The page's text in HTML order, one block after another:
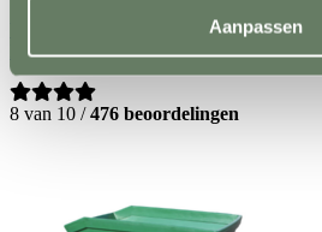
Aanpassen
Inrichting en vervoer
Kruiwagens
Kruiwagen XXL
8 van 10 /476 beoordelingen